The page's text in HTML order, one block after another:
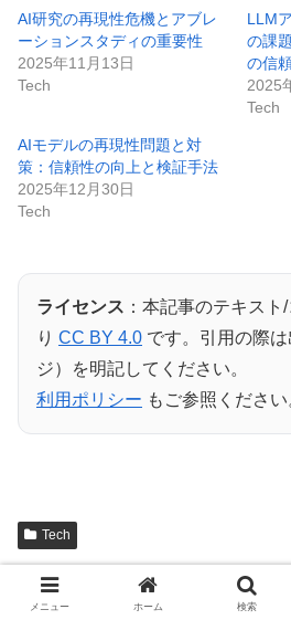
AI研究の再現性危機とアブレ
ーションスタディの重要性
2025年11月13日
Tech
LLM
の課
の信
2025
Tech
AIモデルの再現性問題と対
策：信頼性の向上と検証手法
2025年12月30日
Tech
ライセンス ：本記事のテキス
り CC BY 4.0 です。引用の際
ジ）を明記してください。
利用ポリシー もご参照ください
Tech
シェアする
メニュー ホーム 検索